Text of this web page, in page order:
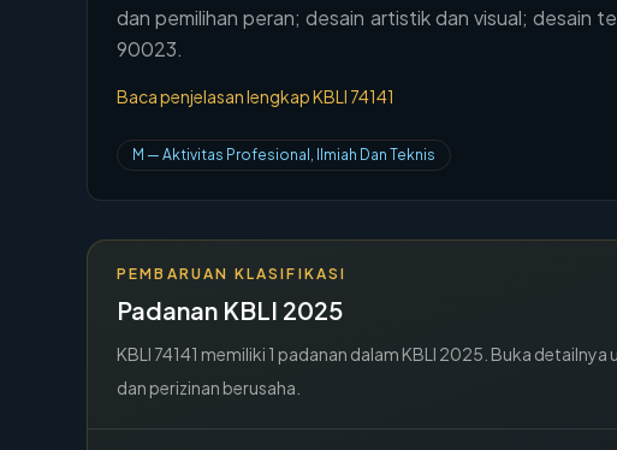
dan pemilihan peran; desain artistik dan visual; desain
90023.
Baca penjelasan lengkap KBLI 74141
M — Aktivitas Profesional, Ilmiah Dan Teknis
PEMBARUAN KLASIFIKASI
Padanan KBLI 2025
KBLI 74141 memiliki 1 padanan dalam KBLI 2025. Buka
dan perizinan berusaha.